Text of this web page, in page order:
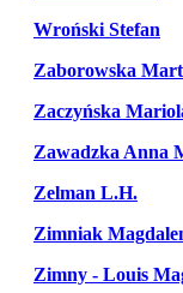
Wroński Stefan
Zaborowska
Zaczyńska
Zawadzka Anna
Zelman L.H.
Zimniak
Zimny - Louis